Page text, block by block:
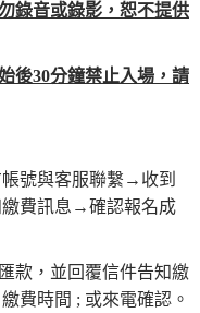
錄音或錄影，恕不提供
後30分鐘禁止入場，請
號與客服聯繫→收到
費訊息→確認報名成
款，並回覆信件告知繳
費時間 ; 或來電確認。